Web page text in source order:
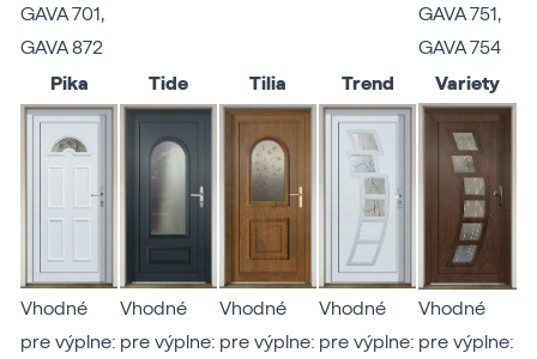
GAVA 701 ,
GAVA 872
GAVA 751 ,
GAVA 754
Pika
Tide Tilia Trend Variety
Vhodné
pre výplne:
Vhodné
pre výplne:
Vhodné
pre výplne:
Vhodné
pre výplne:
Vhodné
pre výplne: